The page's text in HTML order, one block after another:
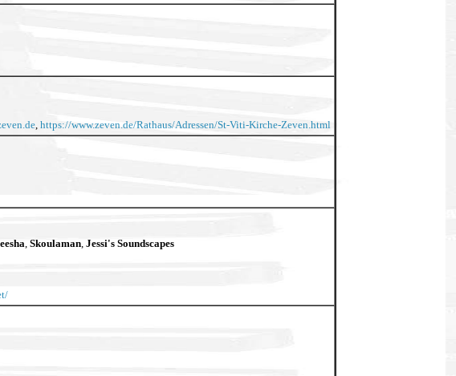
, https://www.zeven.de/Rathaus/Adressen/St-Viti-Kirche-Zeven.html
, Skoulaman, Jessi's Soundscapes